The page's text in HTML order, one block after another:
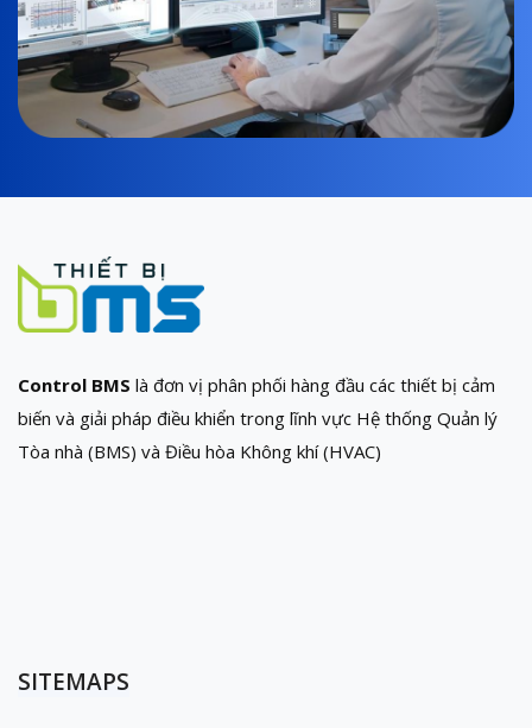
Control BMS là đơn vị phân phối hàng đầu các thiết bị cảm
biến và giải pháp điều khiển trong lĩnh vực Hệ thống Quản lý
Tòa nhà (BMS) và Điều hòa Không khí (HVAC)
SITEMAPS